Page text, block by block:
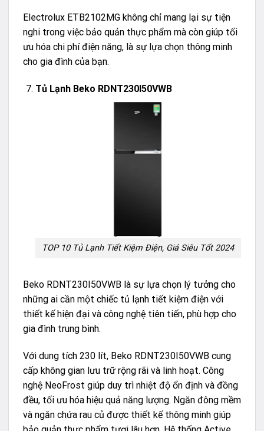
Electrolux ETB2102MG không chỉ mang lại sự tiện
nghi trong việc bảo quản thực phẩm mà còn giúp tối
ưu hóa chi phí điện năng, là sự lựa chọn thông minh
cho gia đình của bạn.
Tủ Lạnh Beko RDNT230I50VWB
TOP 10 Tủ Lạnh Tiết Kiệm Điện, Giá Siêu Tốt 2024
Beko RDNT230I50VWB là sự lựa chọn lý tưởng cho
những ai cần một chiếc tủ lạnh tiết kiệm điện với
thiết kế hiện đại và công nghệ tiên tiến, phù hợp cho
gia đình trung bình.
Với dung tích 230 lít, Beko RDNT230I50VWB cung
cấp không gian lưu trữ rộng rãi và linh hoạt. Công
nghệ NeoFrost giúp duy trì nhiệt độ ổn định và đồng
đều, tối ưu hóa hiệu quả năng lượng. Ngăn đông mềm
và ngăn chứa rau củ được thiết kế thông minh giúp